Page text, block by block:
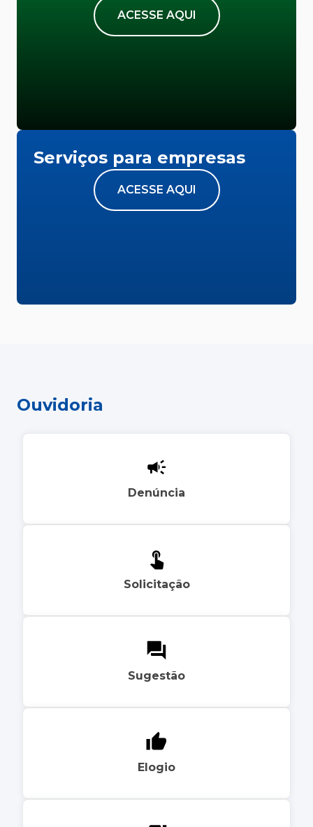
ACESSE AQUI
Serviços para empresas
ACESSE AQUI
Ouvidoria
Denúncia
Solicitação
Sugestão
Elogio